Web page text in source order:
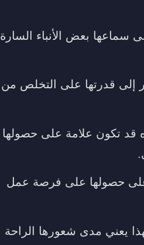
سماعها بعض الأنباء السارة
إلى قدرتها على التخلص من
قد تكون علامة على حصولها
على حصولها على فرصة عمل
يعني مدى شعورها الراحة